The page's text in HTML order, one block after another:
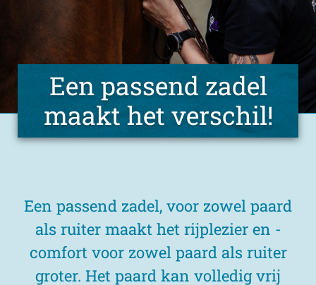
Een passend zadel
maakt het verschil!
Een passend zadel, voor zowel paard
als ruiter maakt het rijplezier en -
comfort voor zowel paard als ruiter
groter. Het paard kan volledig vrij